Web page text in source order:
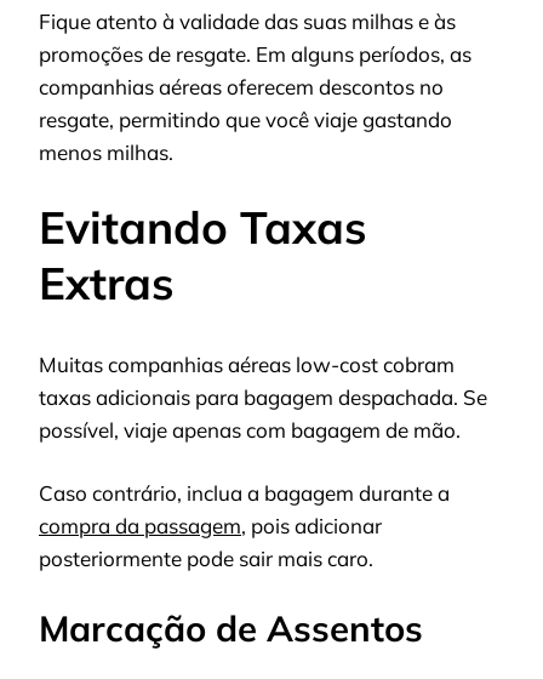
Fique atento à validade das suas milhas e às
promoções de resgate. Em alguns períodos, as
companhias aéreas oferecem descontos no
resgate, permitindo que você viaje gastando
menos milhas.
Evitando Taxas
Extras
Muitas companhias aéreas low-cost cobram
taxas adicionais para bagagem despachada. Se
possível, viaje apenas com bagagem de mão.
Caso contrário, inclua a bagagem durante a
compra da passagem, pois adicionar
posteriormente pode sair mais caro.
Marcação de Assentos